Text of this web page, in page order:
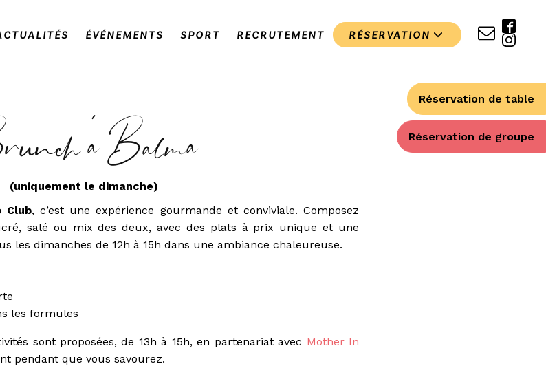
ÉVÉNEMENTS SPORT RECRUTEMENT RÉSERVATION
à Balma
(uniquement le dimanche)
Club, c’est une expérience gourmande etconviviale. Composez
salé ou mix des deux, avec des plats à prix unique et une
les dimanches de 12h à 15h dans une ambiance chaleureuse.
les formules
sont proposées, de 13h à 15h, en partenariat avec Mother In
pendant que vous savourez.
Réservation de table
Réservation de groupe